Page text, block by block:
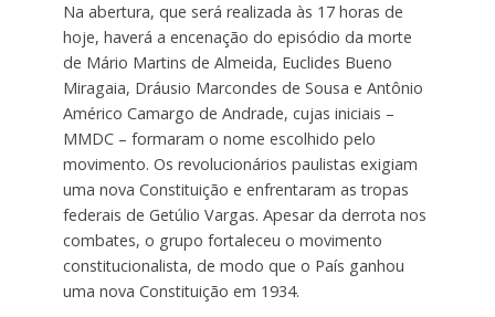
Na abertura, que será realizada às 17 horas de
hoje, haverá a encenação do episódio da morte
de Mário Martins de Almeida, Euclides Bueno
Miragaia, Dráusio Marcondes de Sousa e Antônio
Américo Camargo de Andrade, cujas iniciais –
MMDC – formaram o nome escolhido pelo
movimento. Os revolucionários paulistas exigiam
uma nova Constituição e enfrentaram as tropas
federais de Getúlio Vargas. Apesar da derrota nos
combates, o grupo fortaleceu o movimento
constitucionalista, de modo que o País ganhou
uma nova Constituição em 1934.